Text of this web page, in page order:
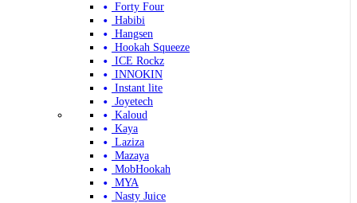
Forty Four
Habibi
Hangsen
Hookah Squeeze
ICE Rockz
INNOKIN
Instant lite
Joyetech
Kaloud
Kaya
Laziza
Mazaya
MobHookah
MYA
Nasty Juice